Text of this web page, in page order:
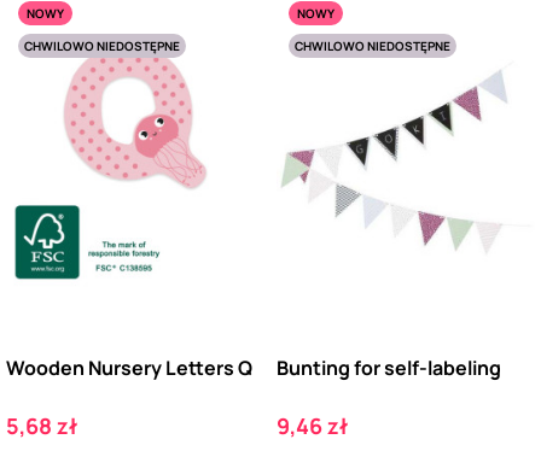
NOWY
CHWILOWO NIEDOSTĘPNE
Wooden Nursery Letters Q
Cena
5,68 zł
NOWY
CHWILOWO NIEDOSTĘPNE
Bunting for self-labeling
Cena
9,46 zł